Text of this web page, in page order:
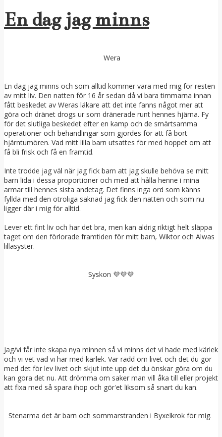
En dag jag minns
Wera
En dag jag minns och som alltid kommer vara med mig för resten
av mitt liv. Den natten för 16 år sedan då vi bara timmarna innan
fått beskedet av Weras läkare att det inte fanns något mer att
göra och dränet drogs ur som dränerade runt hennes hjärna. Fy
för det slutliga beskedet efter en kamp och de smärtsamma
operationer och behandlingar som gjordes för att få bort
hjärntumören. Vad mitt lilla barn utsattes för med hoppet om att
få bli frisk och få en framtid.
Inte trodde jag väl när jag fick barn att jag skulle behöva se mitt
barn lida i dessa proportioner och med att hålla henne i mina
armar till hennes sista andetag. Det finns inga ord som känns
fyllda med den otroliga saknad jag fick den natten och som nu
ligger där i mig för alltid.
Lever ett fint liv och har det bra, men kan aldrig riktigt helt släppa
taget om den förlorade framtiden för mitt barn, Wiktor och Alwas
lillasyster.
Syskon 💜💜💜
Jag/vi får inte skapa nya minnen så vi minns det vi hade med kärlek
och vi vet vad vi har med kärlek. Var rädd om livet och det du gör
med det för lev livet och skjut inte upp det du önskar göra om du
kan göra det nu. Att drömma om saker man vill åka till eller projekt
att fixa med så spara ihop och gör'et liksom så snart du kan.
Stenarma det är barn och sommarstranden i Byxelkrok för mig.